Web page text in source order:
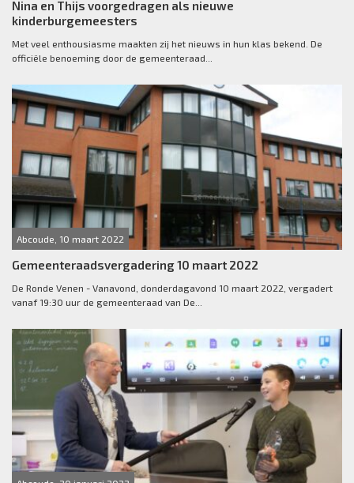
Nina en Thijs voorgedragen als nieuwe
kinderburgemeesters
Met veel enthousiasme maakten zij het nieuws in hun klas bekend. De
officiële benoeming door de gemeenteraad...
Abcoude, 10 maart 2022
Gemeenteraadsvergadering 10 maart 2022
De Ronde Venen - Vanavond, donderdagavond 10 maart 2022, vergadert
vanaf 19:30 uur de gemeenteraad van De...